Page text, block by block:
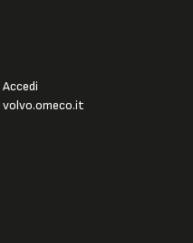
Accedi
volvo.omeco.it